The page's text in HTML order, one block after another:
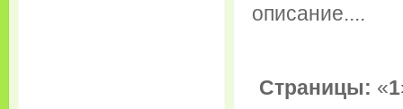
описание....
Страницы: «1